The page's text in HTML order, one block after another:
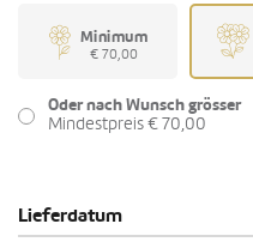
Minimum
€ 70,00
Oder nach Wunsch grösser
Mindestpreis € 70,00
Lieferdatum